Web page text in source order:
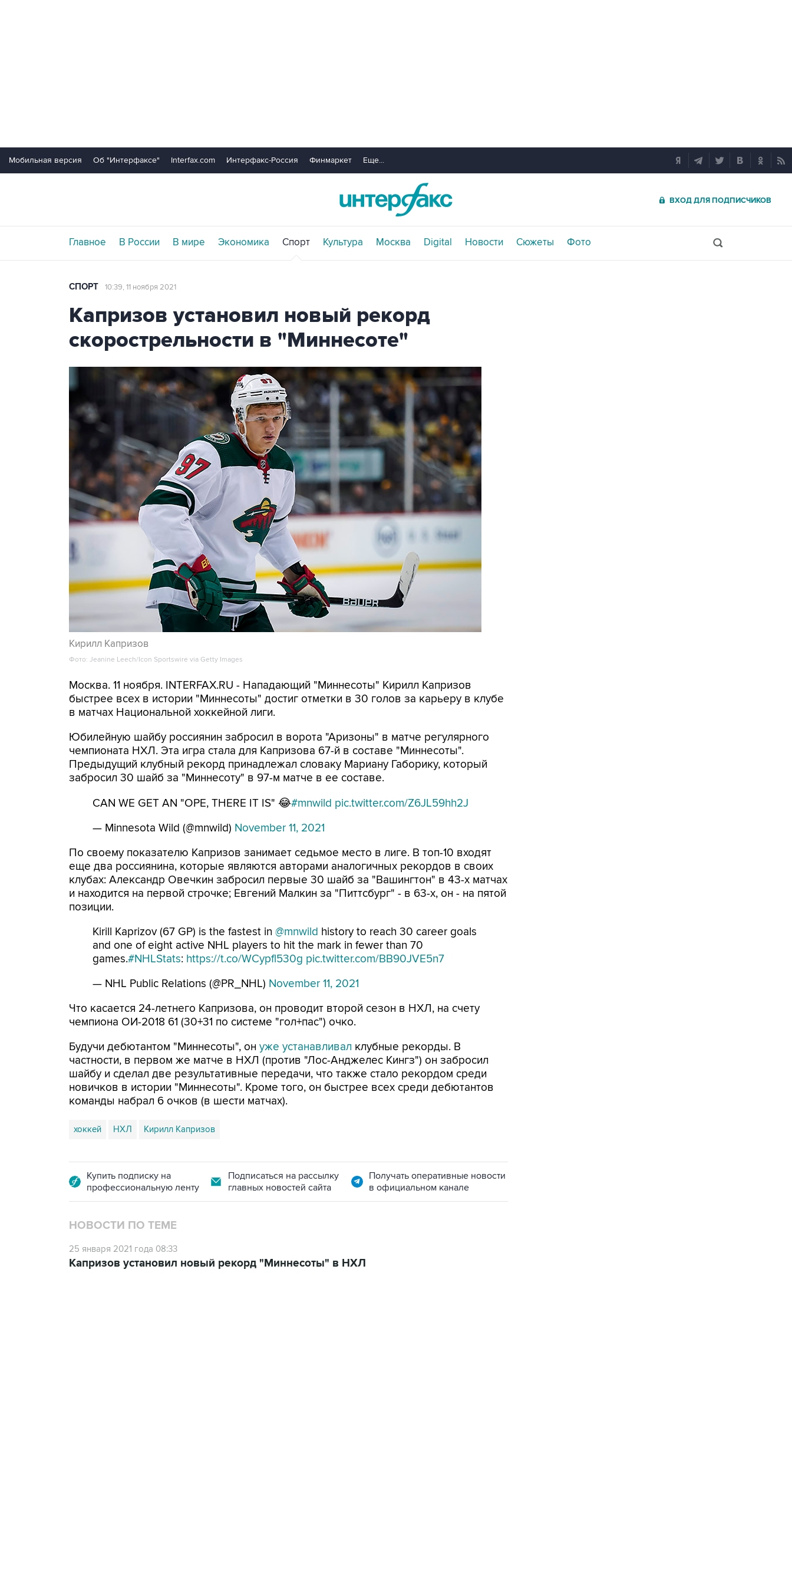
Мобильная версия Об "Интерфаксе" Interfax.com Интерфакс-Россия Финмаркет Еще...
ВХОД ДЛЯ ПОДПИСЧИКОВ
Главное В России В мире Экономика Спорт Культура Москва Digital Новости Сюжеты Фото
СПОРТ 10:39, 11 ноября 2021
Капризов установил новый рекорд
скорострельности в "Миннесоте"
Кирилл Капризов
Фото: Jeanine Leech/Icon Sportswire via Getty Images
Москва. 11 ноября. INTERFAX.RU - Нападающий "Миннесоты" Кирилл Капризов
быстрее всех в истории "Миннесоты" достиг отметки в 30 голов за карьеру в клубе
в матчах Национальной хоккейной лиги.
Юбилейную шайбу россиянин забросил в ворота "Аризоны" в матче регулярного
чемпионата НХЛ. Эта игра стала для Капризова 67-й в составе "Миннесоты".
Предыдущий клубный рекорд принадлежал словаку Мариану Габорику, который
забросил 30 шайб за "Миннесоту" в 97-м матче в ее составе.
CAN WE GET AN "OPE, THERE IT IS" 😂#mnwild pic.twitter.com/Z6JL59hh2J
— Minnesota Wild (@mnwild) November 11, 2021
По своему показателю Капризов занимает седьмое место в лиге. В топ-10 входят
еще два россиянина, которые являются авторами аналогичных рекордов в своих
клубах: Александр Овечкин забросил первые 30 шайб за "Вашингтон" в 43-х матчах
и находится на первой строчке; Евгений Малкин за "Питтсбург" - в 63-х, он - на пятой
позиции.
Kirill Kaprizov (67 GP) is the fastest in @mnwild history to reach 30 career goals
and one of eight active NHL players to hit the mark in fewer than 70
games.#NHLStats: https://t.co/WCypfl530g pic.twitter.com/BB90JVE5n7
— NHL Public Relations (@PR_NHL) November 11, 2021
Что касается 24-летнего Капризова, он проводит второй сезон в НХЛ, на счету
чемпиона ОИ-2018 61 (30+31 по системе "гол+пас") очко.
Будучи дебютантом "Миннесоты", он уже устанавливал клубные рекорды. В
частности, в первом же матче в НХЛ (против "Лос-Анджелес Кингз") он забросил
шайбу и сделал две результативные передачи, что также стало рекордом среди
новичков в истории "Миннесоты". Кроме того, он быстрее всех среди дебютантов
команды набрал 6 очков (в шести матчах).
хоккей НХЛ Кирилл Капризов
Купить подписку на
профессиональную ленту
Подписаться на рассылку
главных новостей сайта
Получать оперативные новости
в официальном канале
НОВОСТИ ПО ТЕМЕ
25 января 2021 года 08:33
Капризов установил новый рекорд "Миннесоты" в НХЛ